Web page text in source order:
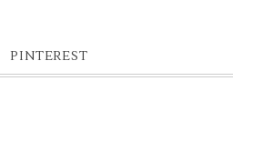
PINTEREST